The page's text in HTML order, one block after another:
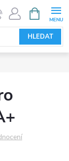
HLEDAT
NÁKUPNÍ
KOŠÍK